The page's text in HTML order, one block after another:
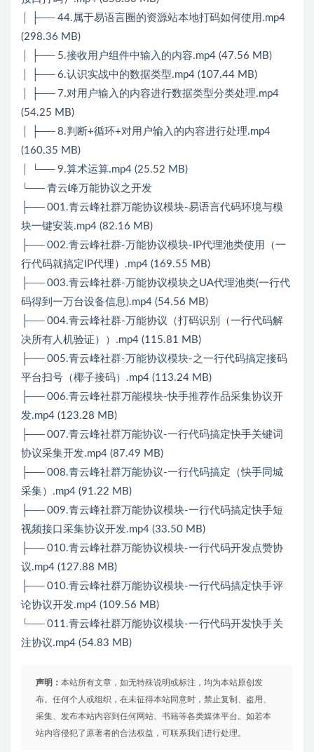
│ ├── 44.属于易语言圈的资源站本地打码如何使用.mp4
(298.36 MB)
│ ├── 5.接收用户组件中输入的内容.mp4 (47.56 MB)
│ ├── 6.认识实战中的数据类型.mp4 (107.44 MB)
│ ├── 7.对用户输入的内容进行数据类型分类处理.mp4
(54.25 MB)
│ ├── 8.判断+循环+对用户输入的内容进行处理.mp4
(160.35 MB)
│ └── 9.算术运算.mp4 (25.52 MB)
└── 青云峰万能协议之开发
├── 001.青云峰社群万能协议模块-易语言代码环境与模
块一键安装.mp4 (82.16 MB)
├── 002.青云峰社群-万能协议模块-IP代理池类使用（一
行代码就搞定IP代理）.mp4 (169.55 MB)
├── 003.青云峰社群-万能协议模块之UA代理池类(一行代
码得到一万台设备信息).mp4 (54.56 MB)
├── 004.青云峰社群-万能协议（打码识别（一行代码解
决所有人机验证））.mp4 (115.81 MB)
├── 005.青云峰社群-万能协议模块-之一行代码搞定接码
平台扫号（椰子接码）.mp4 (113.24 MB)
├── 006.青云峰社群万能模块-快手推荐作品采集协议开
发.mp4 (123.28 MB)
├── 007.青云峰社群万能协议-一行代码搞定快手关键词
协议采集开发.mp4 (87.49 MB)
├── 008.青云峰社群万能协议-一行代码搞定（快手同城
采集）.mp4 (91.22 MB)
├── 009.青云峰社群万能协议模块-一行代码搞定快手短
视频接口采集协议开发.mp4 (33.50 MB)
├── 010.青云峰社群万能协议模块-一行代码开发点赞协
议.mp4 (127.88 MB)
├── 010.青云峰社群万能协议模块-一行代码搞定快手评
论协议开发.mp4 (109.56 MB)
└── 011.青云峰社群万能协议模块-一行代码开发快手关
注协议.mp4 (54.83 MB)
声明： 本站所有文章，如无特殊说明或标注，均为本站原创发
布。任何个人或组织，在未征得本站同意时，禁止复制、盗用、
采集、发布本站内容到任何网站、书籍等各类媒体平台。如若本
站内容侵犯了原著者的合法权益，可联系我们进行处理。